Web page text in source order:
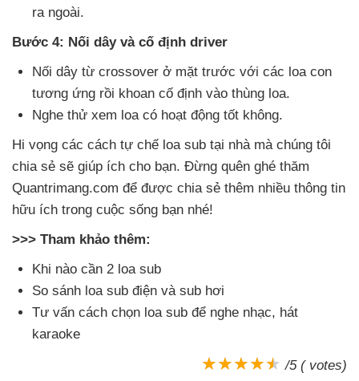
ra ngoài.
Bước 4: Nối dây và cố định driver
Nối dây từ crossover ở mặt trước với các loa con
tương ứng rồi khoan cố định vào thùng loa.
Nghe thử xem loa có hoạt động tốt không.
Hi vọng các cách tự chế loa sub tại nhà mà chúng tôi
chia sẻ sẽ giúp ích cho bạn. Đừng quên ghé thăm
Quantrimang.com để được chia sẻ thêm nhiều thông tin
hữu ích trong cuộc sống bạn nhé!
>>> Tham khảo thêm:
Khi nào cần 2 loa sub
So sánh loa sub điện và sub hơi
Tư vấn cách chọn loa sub để nghe nhạc, hát
karaoke
/5 ( votes)